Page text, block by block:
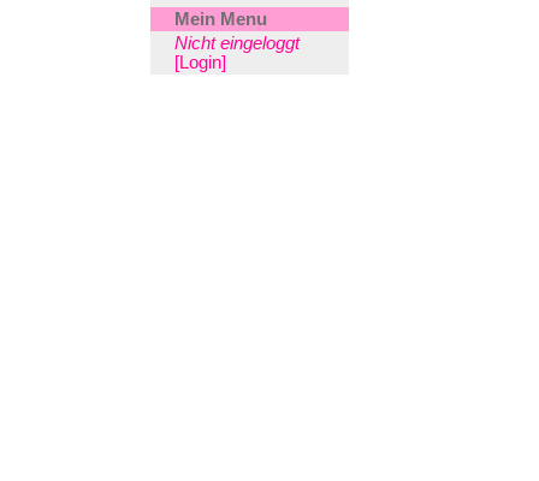
Mein Menu
Nicht eingeloggt
[Login]